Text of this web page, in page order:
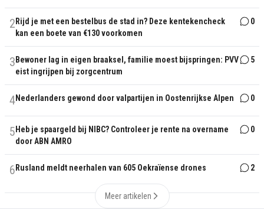
2 Rijd je met een bestelbus de stad in? Deze kentekencheck
kan een boete van €130 voorkomen
0
3 Bewoner lag in eigen braaksel, familie moest bijspringen: PVV
eist ingrijpen bij zorgcentrum
5
4Nederlanders gewond door valpartijen in Oostenrijkse Alpen 0
5 Heb je spaargeld bij NIBC? Controleer je rente na overname
door ABN AMRO
0
6 Rusland meldt neerhalen van 605 Oekraïense drones 2
Meer artikelen